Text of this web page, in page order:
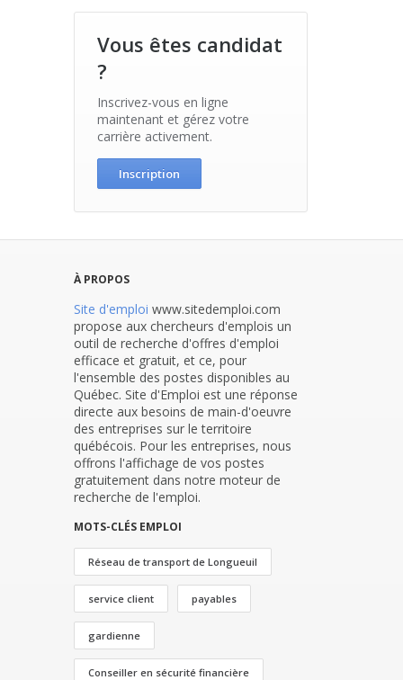
Vous êtes candidat
?
Inscrivez-vous en ligne
maintenant et gérez votre
carrière activement.
Inscription
À PROPOS
Site d'emploi www.sitedemploi.com
propose aux chercheurs d'emplois un
outil de recherche d'offres d'emploi
efficace et gratuit, et ce, pour
l'ensemble des postes disponibles au
Québec. Site d'Emploi est une réponse
directe aux besoins de main-d'oeuvre
des entreprises sur le territoire
québécois. Pour les entreprises, nous
offrons l'affichage de vos postes
gratuitement dans notre moteur de
recherche de l'emploi.
MOTS-CLÉS EMPLOI
Réseau de transport de Longueuil
service client payables
gardienne
Conseiller en sécurité financière